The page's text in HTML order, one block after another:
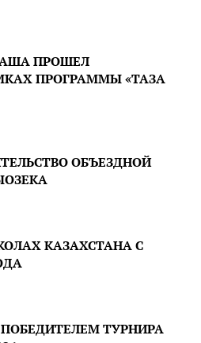
ПРОШЕЛ
ПРОГРАММЫ «ТАЗА
ОБЪЕЗДНОЙ
КАЗАХСТАНА С
ТУРНИРА